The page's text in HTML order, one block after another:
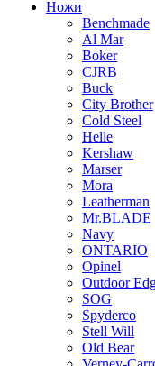
Ножи
Benchmade
Al Mar
Boker
CJRB
Buck
City Brother
Cold Steel
Helle
Kershaw
Marser
Mora
Leatherman
Mr.BLADE
Navy
ONTARIO
Opinel
Outdoor
SOG
Spyderco
Stell Will
Old Bear